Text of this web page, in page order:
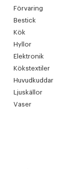
Förvaring
Bestick
Kök
Hyllor
Elektronik
Kökstextiler
Huvudkuddar
Ljuskällor
Vaser